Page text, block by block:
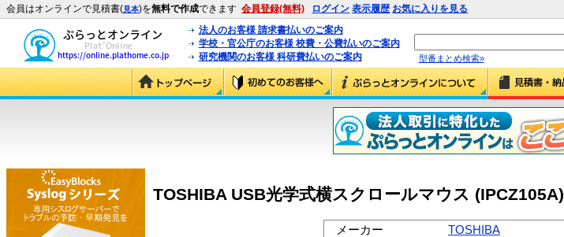
会員はオンラインで見積書(見本)を無料で作成できます 会員登録(無料) ログイン 表示履歴 お気に入りを見る
法人のお客様 請求書払いのご案内
学校・官公庁のお客様 校費・公費払いのご案内
研究機関のお客様 科研費払いのご案内
型番まとめ検索»
TOSHIBA USB光学式横スクロールマウス (IPCZ105A)
メーカー
TOSHIBA